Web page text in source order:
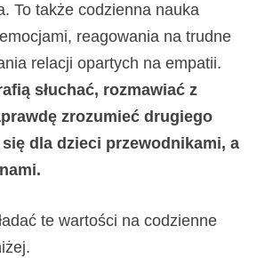
To także codzienna nauka
reagowania na trudne
relacji opartych na empatii.
słuchać, rozmawiać z
zrozumieć drugiego
się dla dzieci przewodnikami, a
te wartości na codzienne